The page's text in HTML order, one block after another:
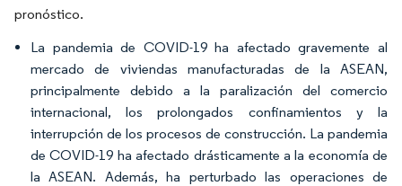
pronóstico.
La pandemia de COVID-19 ha afectado gravemente al
mercado de viviendas manufacturadas de la ASEAN,
principalmente debido a la paralización del comercio
internacional, los prolongados confinamientos y la
interrupción de los procesos de construcción. La pandemia
de COVID-19 ha afectado drásticamente a la economía de
la ASEAN. Además, ha perturbado las operaciones de